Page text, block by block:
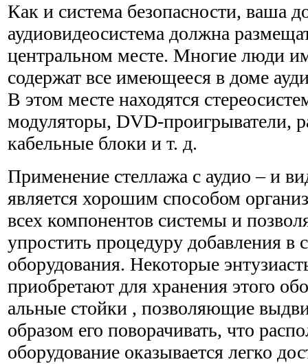
Как и система безопасности, ваша
аудиовидеосистема должна
центральном месте. Многие люди
содержат все имеющееся в доме
В этом месте находятся
модуляторы, DVD-проигрыватели,
кабельные блоки и т. д.
Применение стеллажа с аудио – и
является хорошим спосо­бом
всех компонентов системы и
упростить процедуру добавления в
оборудования. Некоторые
приобретают для хранения этого
альные стойки , позволяющие
образом его поворачи­вать, что
оборудование оказывается легко